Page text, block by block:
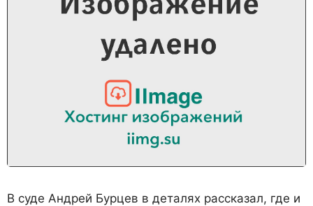
В суде Андрей Бурцев в деталях рассказал, где и